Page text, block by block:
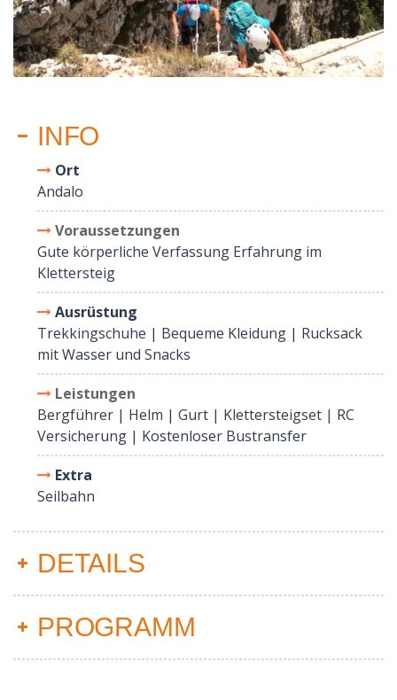
INFO
Ort
Andalo
Voraussetzungen
Gute körperliche Verfassung Erfahrung im
Klettersteig
Ausrüstung
Trekkingschuhe | Bequeme Kleidung | Rucksack
mit Wasser und Snacks
Leistungen
Bergführer | Helm | Gurt | Klettersteigset | RC
Versicherung | Kostenloser Bustransfer
Extra
Seilbahn
DETAILS
PROGRAMM